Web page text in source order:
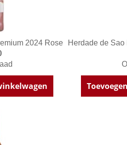
2024 Rose
Herdade de